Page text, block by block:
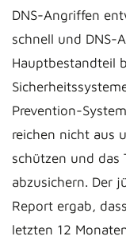
DNS-Angriffen
schnell und DNS-
Hauptbestandteil
Prevention-
reichen nicht aus
schützen und das
abzusichern. Der
Report ergab,
letzten 12